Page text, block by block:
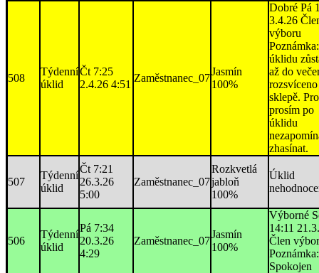
508
Týdenní
úklid
Čt 7:25
2.4.26 4:51
Zaměstnanec_07
Jasmín
100%
Dobré Pá
3.4.26
výboru
úklidu
až do
sklepě.
prosím po
úklidu
zhasínat.
507
Týdenní
úklid
Čt 7:21
26.3.26
5:00
Zaměstnanec_07
Rozkvetlá
jabloň
100%
Úklid
506
Týdenní
úklid
Pá 7:34
20.3.26
4:29
Zaměstnanec_07
Jasmín
100%
Výborné
14:11
Člen
Poznámka:
Spokojen